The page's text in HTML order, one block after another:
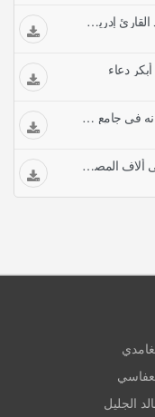
اللهم انت أحق من ذكر دعاء يونس وهود القارئ إدريس أبكر Idrees Abkar
دعاء
دعاء الشيخ إدريس أبكر قيام الليل رمضانه في جامع الشيخ زايد الكبير أبوظبي
دعاء الشيخ إدريس أبكر ليلة رمضان ابكى ألاف المصلين والجموع التى حضرت مسجد الشيخ زايد
الجليل